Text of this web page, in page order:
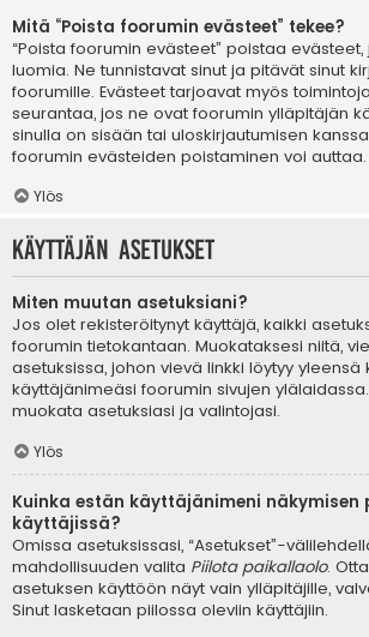
Mitä “Poista foorumin evästeet” tekee?
“Poista foorumin evästeet” poistaa evästeet,
luomia. Ne tunnistavat sinut ja pitävät sinut
foorumille. Evästeet tarjoavat myös
seurantaa, jos ne ovat foorumin ylläpitäjän
sinulla on sisään tai uloskirjautumisen
foorumin evästeiden poistaminen voi auttaa.
Ylös
Käyttäjän asetukset
Miten muutan asetuksiani?
Jos olet rekisteröitynyt käyttäjä, kaikki
foorumin tietokantaan. Muokataksesi niitä,
asetuksissa, johon vievä linkki löytyy yleensä
käyttäjänimeäsi foorumin sivujen
muokata asetuksiasi ja valintojasi.
Ylös
Kuinka estän käyttäjänimeni näkymisen
käyttäjissä?
Omissa asetuksissasi, “Asetukset”-
mahdollisuuden valita Piilota paikallaolo.
asetuksen käyttöön näyt vain ylläpitäjille,
Sinut lasketaan piilossa oleviin käyttäjiin.